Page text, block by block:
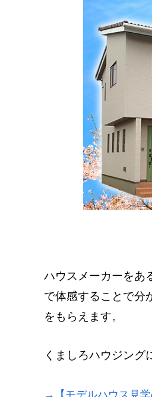
ハウスメーカーをあ
で体感することで分
をもらえます。
くましろハウジング